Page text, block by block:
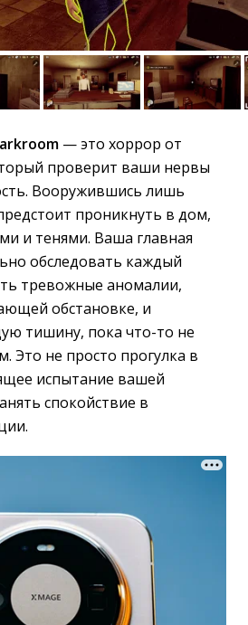
— это хоррор от
проверит ваши нервы
Вооружившись лишь
проникнуть в дом,
и тенями. Ваша главная
обследовать каждый
тревожные аномалии,
обстановке, и
тишину, пока что-то не
Это не просто прогулка в
испытание вашей
спокойствие в